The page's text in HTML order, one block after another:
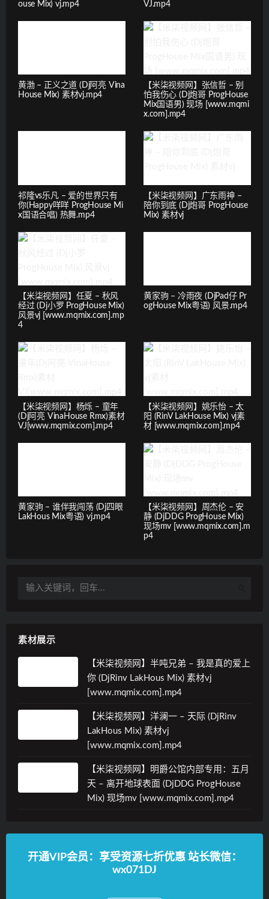
ouse Mix) vj.mp4 VJ.mp4
黄渤 – 正义之道 (Dj阿亮 Vina
House Mix) 素材vj.mp4
【米柒视频网】张信哲 – 别
怕我伤心 (Dj炮哥 ProgHouse
Mix国语男) 现场 [www.mqmi
x.com].mp4
祁隆vs乐凡 – 爱的世界只有
你(Happy咩咩 ProgHouse Mi
x国语合唱) 热舞.mp4
【米柒视频网】广东雨神 –
陪你到底 (Dj炮哥 ProgHouse
Mix) 素材vj
【米柒视频网】任夏 – 秋风
经过 (Dj小罗 ProgHouse Mix)
风景vj [www.mqmix.com].mp
4
黄家驹 – 冷雨夜 (DjPad仔 Pr
ogHouse Mix粤语) 风景.mp4
【米柒视频网】杨烁 – 童年
(Dj阿亮 VinaHouse Rmx)素材
VJ[www.mqmix.com].mp4
【米柒视频网】姚乐怡 – 太
阳 (RinV LakHouse Mix) vj素
材 [www.mqmix.com].mp4
黄家驹 – 谁伴我闯荡 (Dj四眼
LakHous Mix粤语) vj.mp4
【米柒视频网】周杰伦 – 安
静 (DjDDG ProgHouse Mix)
现场mv [www.mqmix.com].m
p4
素材展示
【米柒视频网】半吨兄弟 – 我是真的爱上
你 (DjRinv LakHous Mix) 素材vj
[www.mqmix.com].mp4
【米柒视频网】洋澜一 – 天际 (DjRinv
LakHous Mix) 素材vj
[www.mqmix.com].mp4
【米柒视频网】明爵公馆内部专用：五月
天 – 离开地球表面 (DjDDG ProgHouse
Mix) 现场mv [www.mqmix.com].mp4
开通VIP会员：享受资源七折优惠 站长微信：
wx071DJ